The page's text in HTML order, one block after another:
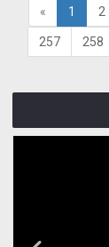
« 1 2
257 258